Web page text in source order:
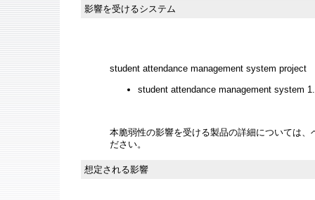
影響を受けるシステム
student attendance management system project
student attendance management system
本脆弱性の影響を受ける製品の詳細については
ださい。
想定される影響